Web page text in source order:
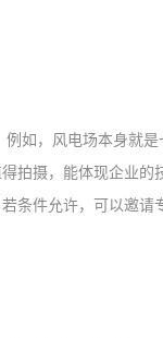
如，风电场本身就
拍摄，能体现企业的
条件允许，可以邀请